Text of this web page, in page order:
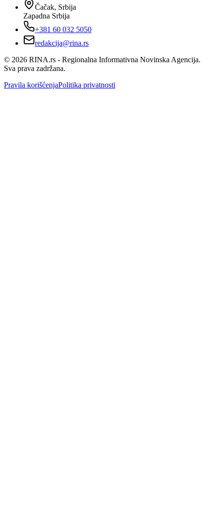
Čačak, Srbija
Zapadna Srbija
+381 60 032 5050
redakcija@rina.rs
© 2026 RINA.rs - Regionalna Informativna Novinska Agencija.
Sva prava zadržana.
Pravila korišćenjaPolitika privatnosti